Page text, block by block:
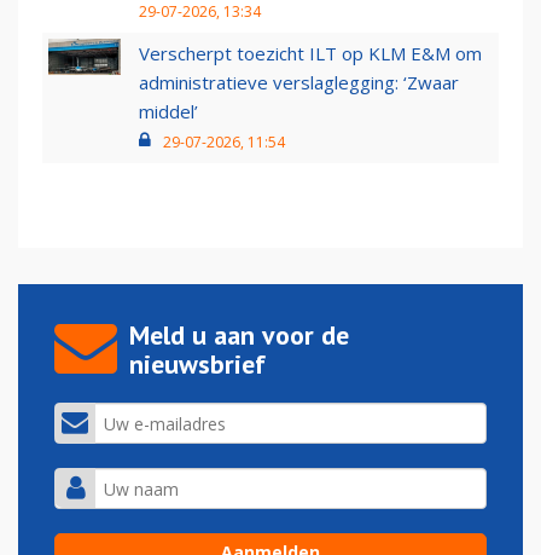
29-07-2026, 13:34
Verscherpt toezicht ILT op KLM E&M om
administratieve verslaglegging: ‘Zwaar
middel’
29-07-2026, 11:54
Meld u aan voor de
nieuwsbrief